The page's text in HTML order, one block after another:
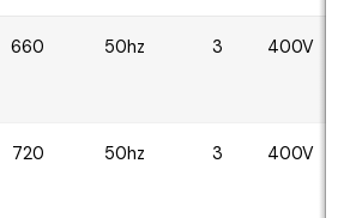
660 50hz 3 400V
720 50hz 3 400V